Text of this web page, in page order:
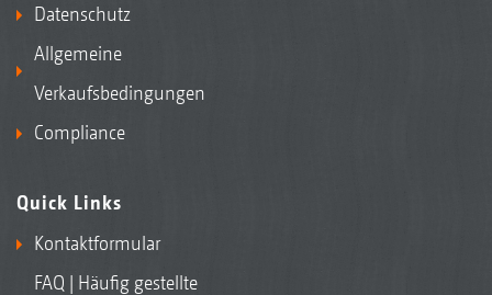
Datenschutz
Allgemeine
Verkaufsbedingungen
Compliance
Quick Links
Kontaktformular
FAQ | Häufig gestellte